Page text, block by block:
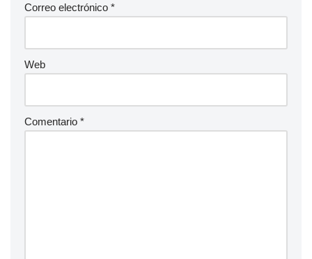
Correo electrónico *
Web
Comentario *